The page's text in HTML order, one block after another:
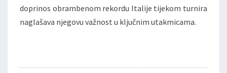
doprinos obrambenom rekordu Italije tijekom turnira
naglašava njegovu važnost u ključnim utakmicama.